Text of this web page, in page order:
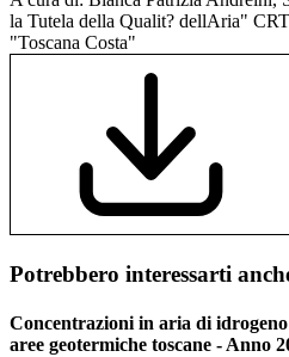
la Tutela della Qualit? dellAria"
"Toscana Costa"
Potrebbero interessarti
Concentrazioni in aria di
aree geotermiche toscane - Anno